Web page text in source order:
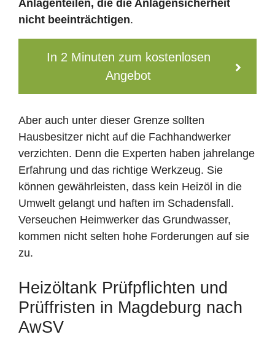
Anlagenteilen, die die Anlagensicherheit
nicht beeinträchtigen.
In 2 Minuten zum kostenlosen
Angebot
Aber auch unter dieser Grenze sollten
Hausbesitzer nicht auf die Fachhandwerker
verzichten. Denn die Experten haben jahrelange
Erfahrung und das richtige Werkzeug. Sie
können gewährleisten, dass kein Heizöl in die
Umwelt gelangt und haften im Schadensfall.
Verseuchen Heimwerker das Grundwasser,
kommen nicht selten hohe Forderungen auf sie
zu.
Heizöltank Prüfpflichten und
Prüffristen in Magdeburg nach
AwSV